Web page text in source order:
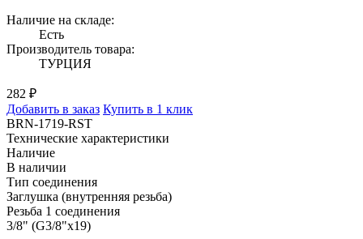
Наличие на складе:
Есть
Производитель товара:
ТУРЦИЯ
282 ₽
Добавить в заказ Купить в 1 клик
BRN-1719-RST
Технические характеристики
Наличие
В наличии
Тип соединения
Заглушка (внутренняя резьба)
Резьба 1 соединения
3/8" (G3/8"x19)